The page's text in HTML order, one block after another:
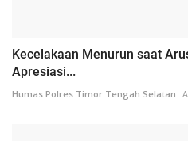
Kecelakaan Menurun saat
Apresiasi...
Humas Polres Timor Tengah Selatan